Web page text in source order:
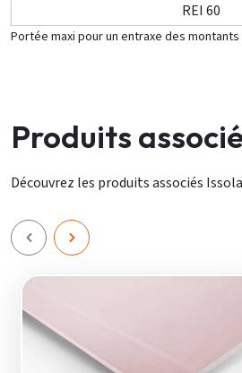
REI 60
Portée maxi pour un entraxe des montants
Produits
Découvrez les produits associés